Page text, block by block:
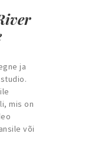
ja
mis on
või